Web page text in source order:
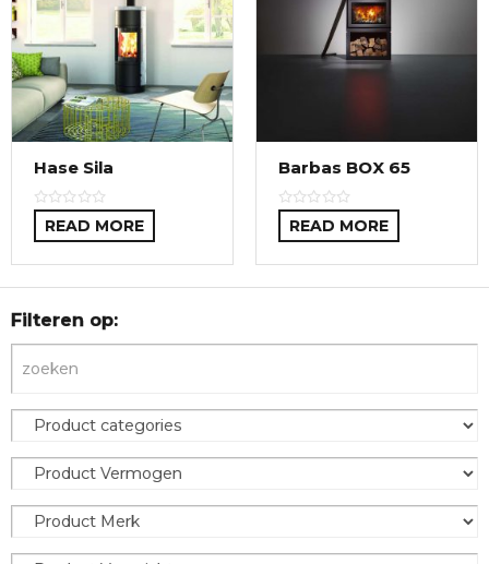
Hase Sila
READ MORE
Barbas BOX 65
READ MORE
Filteren op: